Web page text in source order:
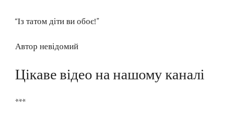
“Із татом діти ви обоє!”
Автор невідомий
Цікаве відео на нашому каналі
***